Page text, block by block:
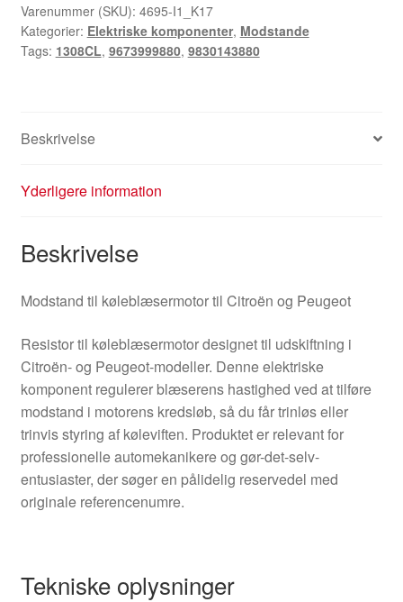
9673999880
1308CL
antal
Varenummer (SKU): 4695-I1_K17
Kategorier: Elektriske komponenter, Modstande
Tags: 1308CL, 9673999880, 9830143880
Beskrivelse
Yderligere information
Beskrivelse
Modstand til køleblæsermotor til Citroën og Peugeot
Resistor til køleblæsermotor designet til udskiftning i
Citroën- og Peugeot-modeller. Denne elektriske
komponent regulerer blæserens hastighed ved at tilføre
modstand i motorens kredsløb, så du får trinløs eller
trinvis styring af køleviften. Produktet er relevant for
professionelle automekanikere og gør-det-selv-
entusiaster, der søger en pålidelig reservedel med
originale referencenumre.
Tekniske oplysninger